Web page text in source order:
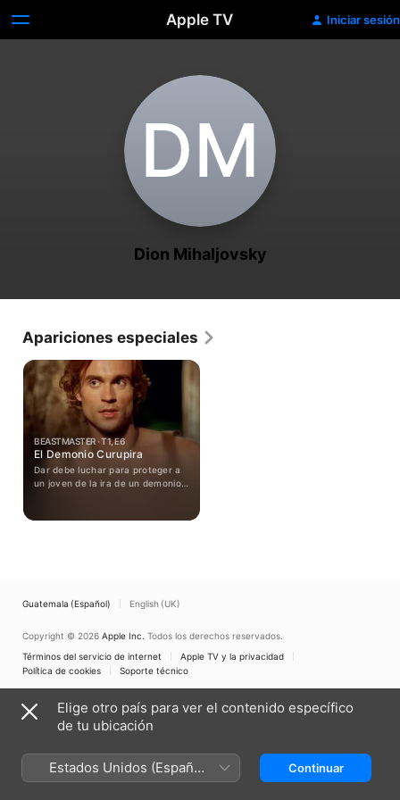
Apple TV Iniciar sesión
D‌M
Dion Mihaljovsky
Apariciones especiales
BEASTMASTER · T1, E6
El Demonio Curupira
Dar debe luchar para proteger a
un joven de la ira de un demonio
sobre las bestias después de una
Guatemala (Español) English (UK)
Copyright © 2026 Apple Inc. Todos los derechos reservados.
Términos del servicio de internet
Apple TV y la privacidad
Política de cookies
Soporte técnico
Elige otro país para ver el contenido específico
de tu ubicación
Estados Unidos (Español
México)
Continuar